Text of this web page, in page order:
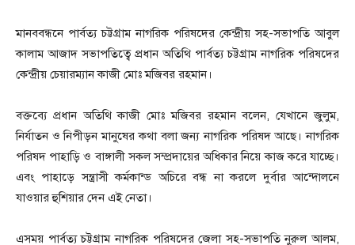
মানববন্ধনে পার্বত্য চট্টগ্রাম নাগরিক পরিষদের কেন্দ্রীয় সহ-সভাপতি আবুল
কালাম আজাদ সভাপতিত্বে প্রধান অতিথি পার্বত‍্য চট্টগ্রাম নাগরিক পরিষদের
কেন্দ্রীয় চেয়ারম্যান কাজী মোঃ মজিবর রহমান।
বক্তব্যে প্রধান অতিথি কাজী মোঃ মজিবর রহমান বলেন, যেখানে জুলুম,
নির্যাতন ও নিপীড়ন মানুষের কথা বলা জন্য নাগরিক পরিষদ আছে। নাগরিক
পরিষদ পাহাড়ি ও বাঙ্গালী সকল সম্প্রদায়ের অধিকার নিয়ে কাজ করে যাচ্ছে।
এবং পাহাড়ে সন্ত্রাসী কর্মকান্ড অচিরে বন্ধ না করলে দুর্বার আন্দোলনে
যাওয়ার হুশিয়ার দেন এই নেতা।
এসময় পার্বত্য চট্টগ্রাম নাগরিক পরিষদের জেলা সহ-সভাপতি নুরুল আলম,